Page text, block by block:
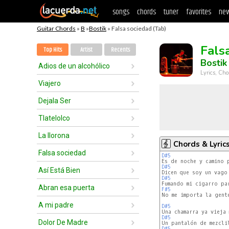
songs chords tuner favorites
Guitar Chords » B »Bostik » Falsa sociedad (Tab)
Top Hits Artist Recents
Adios de un alcohólico
Viajero
Dejala Ser
Tlatelolco
La llorona
Falsa sociedad
Así Está Bien
Abran esa puerta
A mi padre
Dolor De Madre
Bostik
Lyrics,
Chords & Lyrics
D#5
D#5
D#5
F#5
No me importa la
D#5
D#5